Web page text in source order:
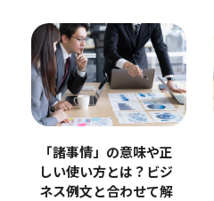
「諸事情」の意味や正
しい使い方とは？ビジ
ネス例文と合わせて解